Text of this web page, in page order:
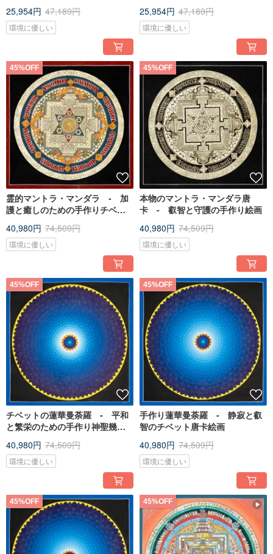
25,954円 47,189円
環境に優しい
25,954円 47,189円
環境に優しい
45%OFF
霊的マントラ・マンダラ ‐ 加
護と癒しのための手作りチベッ
40,980円 74,509円
環境に優しい
45%OFF
本物のマントラ・マンダラ唐
卡 ‐ 叡智と守護の手作り絵画
40,980円 74,509円
環境に優しい
45%OFF
チベットの蓮華曼荼羅 ‐ 平和
と繁栄のための手作り神聖幾何
40,980円 74,509円
環境に優しい
45%OFF
手作り蓮華曼荼羅 ‐ 静寂と叡
智のチベット唐卡絵画
40,980円 74,509円
環境に優しい
45%OFF 45%OFF